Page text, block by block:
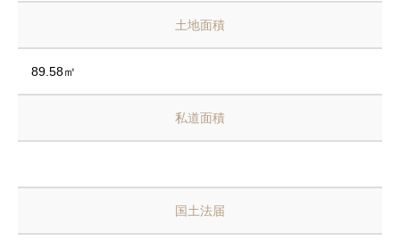
土地面積
89.58㎡
私道面積
国土法届